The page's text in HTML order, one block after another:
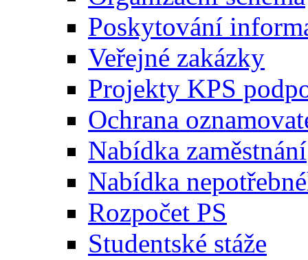
Poskytování
Veřejné zakázky
Projekty KPS
Ochrana
Nabídka zaměstnání
Nabídka
Rozpočet PS
Studentské stáže